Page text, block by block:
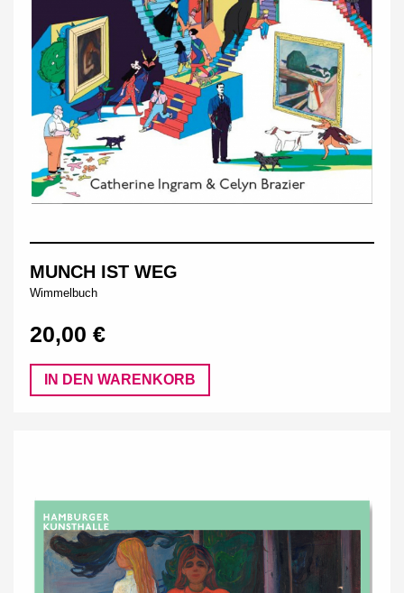
MUNCH IST WEG
Wimmelbuch
20,00 €
IN DEN WARENKORB